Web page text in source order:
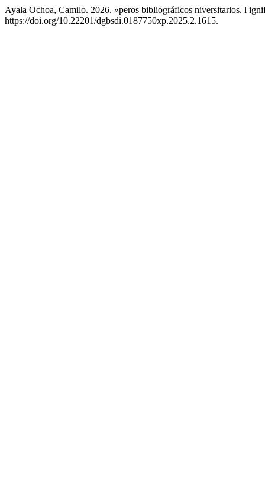
Ayala Ochoa, Camilo. 2026. «peros bibliográficos niversitarios. l
https://doi.org/10.22201/dgbsdi.0187750xp.2025.2.1615.